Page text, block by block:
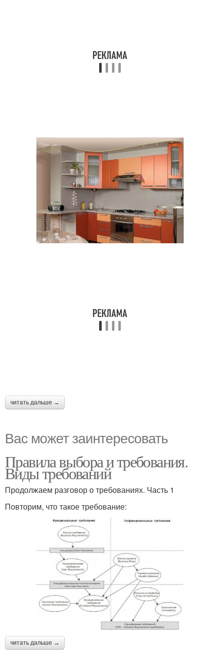
читать дальше →
Вас может заинтересовать
Правила выбора и требования.
Виды требований
Продолжаем разговор о требованиях. Часть 1
Повторим, что такое требование:
читать дальше →